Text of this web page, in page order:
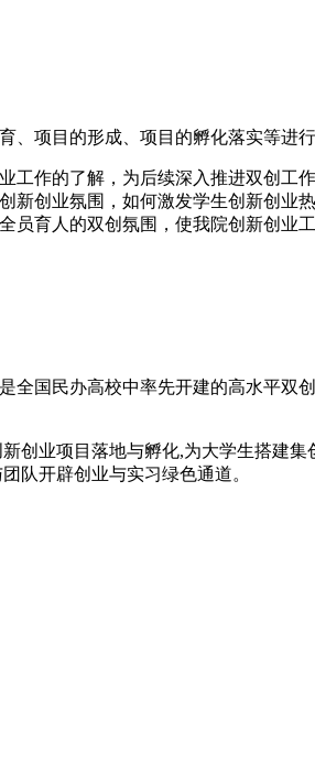
项目的形成、项目的孵化落实等进行
作的了解，为后续深入推进双创工
新创业氛围，如何激发学生创新创业
育人的双创氛围，使我院创新创业
全国民办高校中率先开建的高水平双
创业项目落地与孵化,为大学生搭建集
队开辟创业与实习绿色通道。